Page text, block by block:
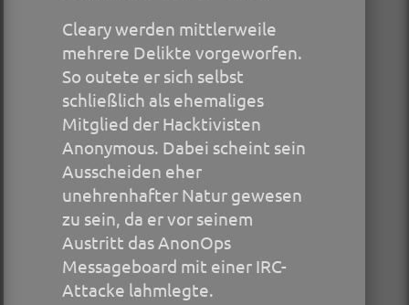
Cleary werden mittlerweile
mehrere Delikte vorgeworfen.
So outete er sich selbst
schließlich als ehemaliges
Mitglied der Hacktivisten
Anonymous. Dabei scheint sein
Ausscheiden eher
unehrenhafter Natur gewesen
zu sein, da er vor seinem
Austritt das AnonOps
Messageboard mit einer IRC-
Attacke lahmlegte.